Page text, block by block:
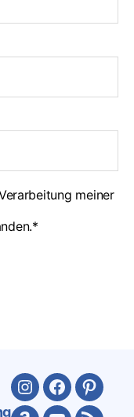
meiner
InstagramFacebook